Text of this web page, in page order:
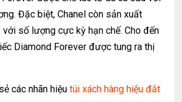
Đặc biệt, Chanel còn sản xuất
với số lượng cực kỳ hạn chế. Cho đến
Diamond Forever được tung ra thị
các nhãn hiệutúi xách hàng hiệu đắt